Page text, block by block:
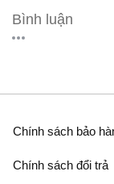
Bình luận
Chính sách bảo
Chính sách đổi trả